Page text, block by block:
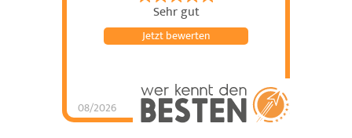
Sehr gut
08/2026
Jetzt bewerten
AHS Rechtsanwälte
hat5von5 Sternen |